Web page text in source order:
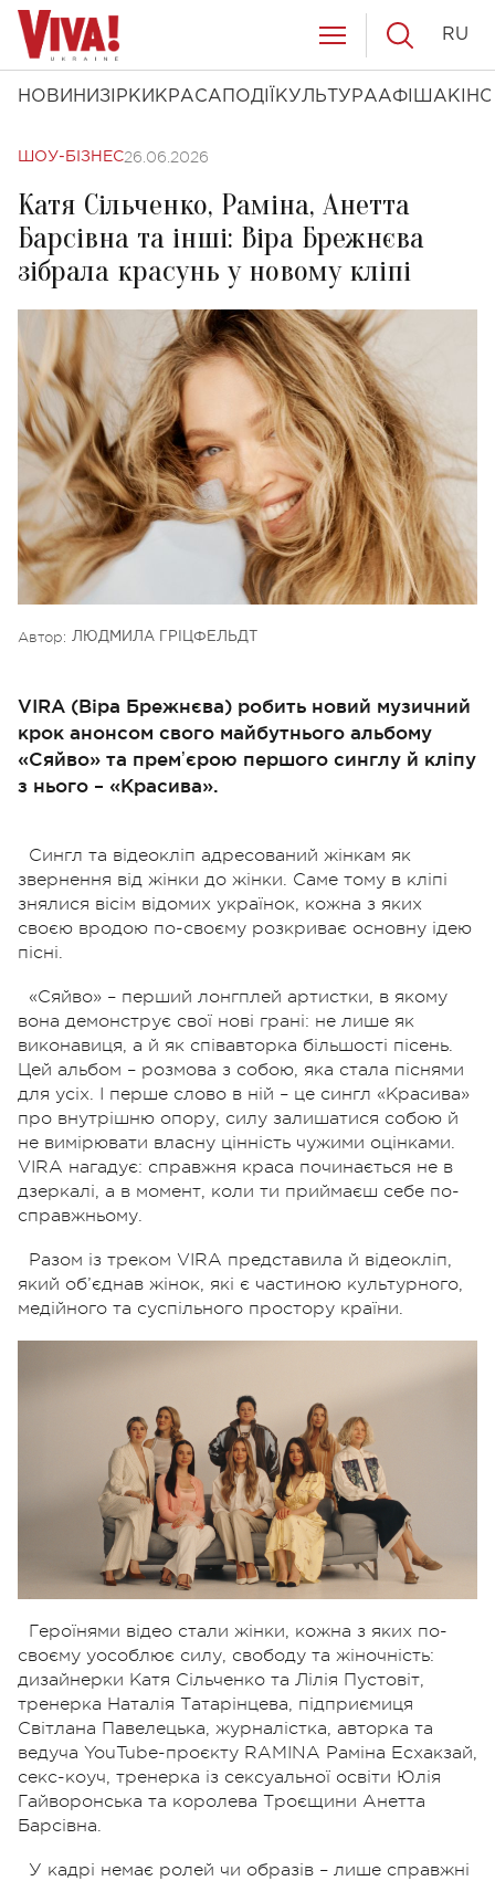
НОВИНИ ЗІРКИ КРАСА ПОДІЇ КУЛЬТУРААФІША КІНО
RU
ШОУ-БІЗНЕС26.06.2026
Катя Сільченко, Раміна, Анетта
Барсівна та інші: Віра Брежнєва
зібрала красунь у новому кліпі
Автор: ЛЮДМИЛА ГРІЦФЕЛЬДТ
VIRA (Віра Брежнєва) робить новий музичний
крок анонсом свого майбутнього альбому
«Сяйво» та премʼєрою першого синглу й кліпу
з нього – «Красива».
Сингл та відеокліп адресований жінкам як
звернення від жінки до жінки. Саме тому в кліпі
знялися вісім відомих українок, кожна з яких
своєю вродою по-своєму розкриває основну ідею
пісні.
«Сяйво» – перший лонгплей артистки, в якому
вона демонструє свої нові грані: не лише як
виконавиця, а й як співавторка більшості пісень.
Цей альбом – розмова з собою, яка стала піснями
для усіх. І перше слово в ній – це сингл «Красива»
про внутрішню опору, силу залишатися собою й
не вимірювати власну цінність чужими оцінками.
VIRA нагадує: справжня краса починається не в
дзеркалі, а в момент, коли ти приймаєш себе по-
справжньому.
Разом із треком VIRA представила й відеокліп,
який об’єднав жінок, які є частиною культурного,
медійного та суспільного простору країни.
Героїнями відео стали жінки, кожна з яких по-
своєму уособлює силу, свободу та жіночність:
дизайнерки Катя Сільченко та Лілія Пустовіт,
тренерка Наталія Татарінцева, підприємиця
Світлана Павелецька, журналістка, авторка та
ведуча YouTube-проєкту RAMINA Раміна Есхакзай,
секс-коуч, тренерка із сексуальної освіти Юлія
Гайворонська та королева Троєщини Анетта
Барсівна.
У кадрі немає ролей чи образів – лише справжні